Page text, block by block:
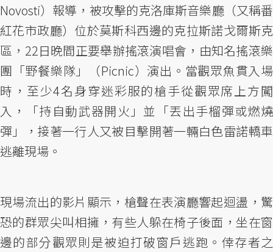
Novosti）報導，被攻擊的克洛庫斯音樂廳（又稱番
紅花市政廳）位於莫斯科西邊的克拉斯諾戈爾斯克
區，22日晚間正要舉辦搖滾演唱會，由知名搖滾樂
團「野餐樂隊」（Picnic）演出。當觀眾魚貫入場
時，至少4名身穿迷彩服的槍手從觀眾席上方闖
入，「持自動武器開火」並「丟出手榴彈或燃燒
彈」，接著一行人又被目擊開著一輛白色雷諾轎車
逃離現場。
現場流出的影片顯示，槍聲在表演廳響起迴盪，驚
恐的群眾尖叫相擁，有些人躲在椅子後面，坐在窗
邊的部分觀眾則是被迫打破窗戶逃跑。倖存者之